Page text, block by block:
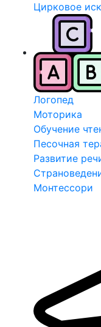
Цирковое
Логопед
Моторика
Обучение
Песочная
Развитие
Монтессори